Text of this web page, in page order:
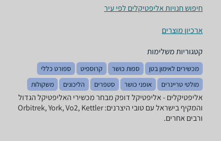
חיפוש חנויות אליפטיקלים לפי עיר
ארכיון מוצרים
קטגוריות משלימות
מכשירים לאימון בטן ספות כושר קרוספיט
ספורט כללי
מולטי טריינרים
אופני כושר סטפרים הליכונים משקולות
אליפטיקלים - ‏אליפטיקל ‏דופק מבחר מכשירי האליפטיקל הגדול
והמקיף בישראל עם טובי היצרנים: Orbitrek, York, Vo2, Kettler
ורבים אחרים.